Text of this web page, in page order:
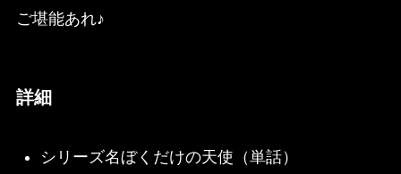
ご堪能あれ♪
詳細
シリーズ名ぼくだけの天使（単話）